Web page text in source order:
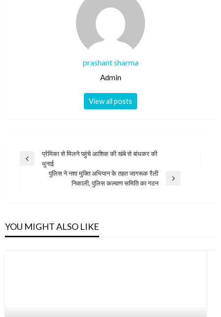
prashant sharma
Admin
View all posts
Post
navigation
Previous
प्रेमिका से मिलने पहुंचे आशिक की खंबे से बांधकर की
धुनाई
पुलिस ने नशा मुक्ति अभियान के तहत जागरूक रैली
निकाली, पुलिस कल्याण समिति का गठन
YOU MIGHT ALSO LIKE